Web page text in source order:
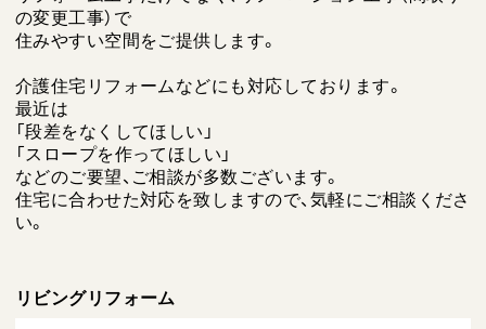
の変更工事）で
住みやすい空間をご提供します。
介護住宅リフォームなどにも対応しております。
最近は
「段差をなくしてほしい」
「スロープを作ってほしい」
などのご要望、ご相談が多数ございます。
住宅に合わせた対応を致しますので、気軽にご相談くださ
い。
リビングリフォーム